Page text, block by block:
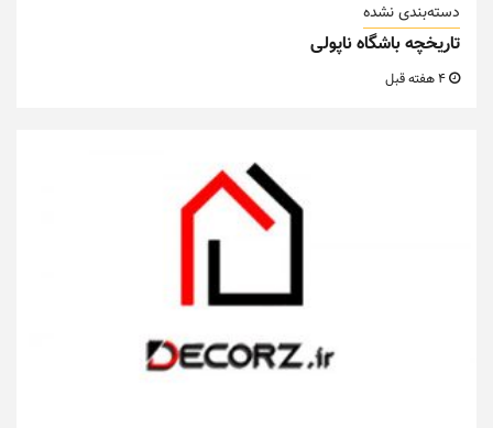
دسته‌بندی نشده
تاریخچه باشگاه ناپولی